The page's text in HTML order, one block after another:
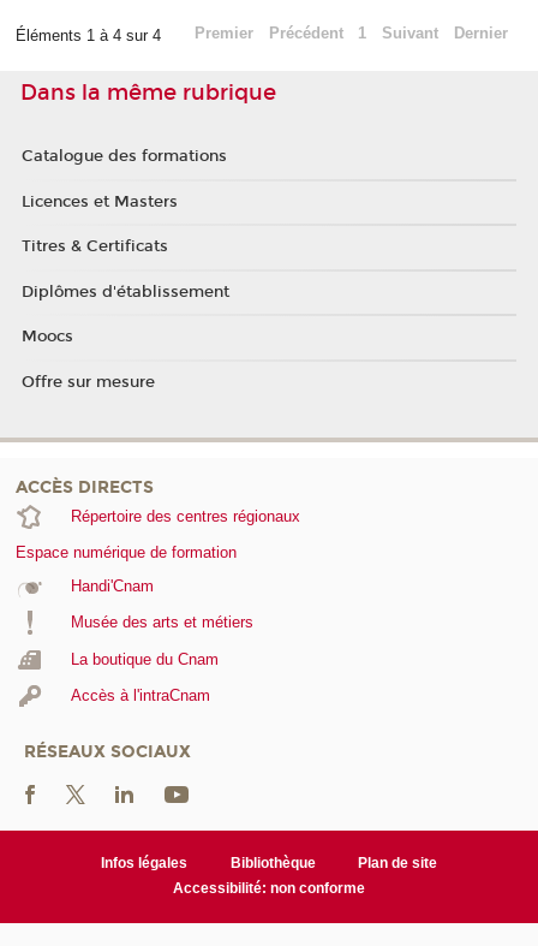
Éléments 1 à 4 sur 4 Premier Précédent 1 Suivant Dernier
Dans la même rubrique
Catalogue des formations
Licences et Masters
Titres & Certificats
Diplômes d'établissement
Moocs
Offre sur mesure
ACCÈS DIRECTS
Répertoire des centres régionaux
Espace numérique de formation
Handi'Cnam
Musée des arts et métiers
La boutique du Cnam
Accès à l'intraCnam
RÉSEAUX SOCIAUX
Infos légales Bibliothèque
Plan de site
Accessibilité: non conforme